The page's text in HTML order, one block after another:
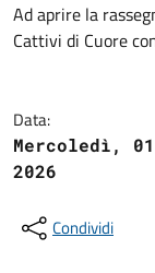
Ad aprire la
Cattivi di Cuore
Data:
Mercoledì,
2026
Condividi